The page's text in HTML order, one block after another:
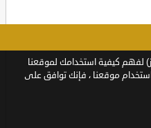
لفهم كيفية استخدامك لموقعنا
موقعنا ، فإنك توافق على